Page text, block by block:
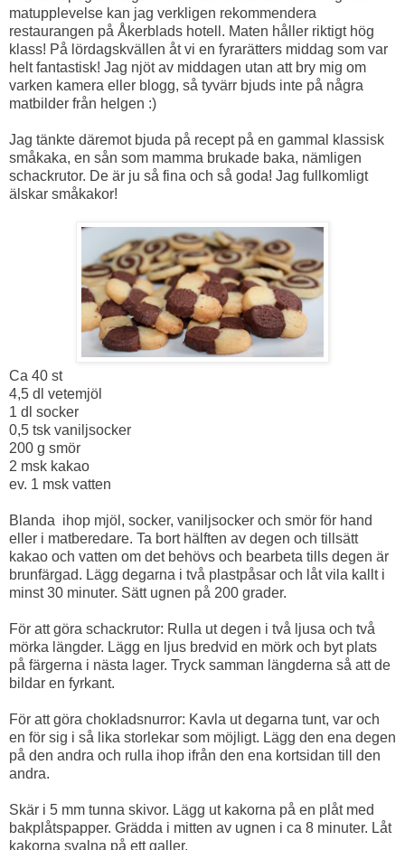
matupplevelse kan jag verkligen rekommendera
restaurangen på Åkerblads hotell. Maten håller riktigt hög
klass! På lördagskvällen åt vi en fyrarätters middag som var
helt fantastisk! Jag njöt av middagen utan att bry mig om
varken kamera eller blogg, så tyvärr bjuds inte på några
matbilder från helgen :)
Jag tänkte däremot bjuda på recept på en gammal klassisk
småkaka, en sån som mamma brukade baka, nämligen
schackrutor. De är ju så fina och så goda! Jag fullkomligt
älskar småkakor!
Ca 40 st
4,5 dl vetemjöl
1 dl socker
0,5 tsk vaniljsocker
200 g smör
2 msk kakao
ev. 1 msk vatten
Blanda ihop mjöl, socker, vaniljsocker och smör för hand
eller i matberedare. Ta bort hälften av degen och tillsätt
kakao och vatten om det behövs och bearbeta tills degen är
brunfärgad. Lägg degarna i två plastpåsar och låt vila kallt i
minst 30 minuter. Sätt ugnen på 200 grader.
För att göra schackrutor: Rulla ut degen i två ljusa och två
mörka längder. Lägg en ljus bredvid en mörk och byt plats
på färgerna i nästa lager. Tryck samman längderna så att de
bildar en fyrkant.
För att göra chokladsnurror: Kavla ut degarna tunt, var och
en för sig i så lika storlekar som möjligt. Lägg den ena degen
på den andra och rulla ihop ifrån den ena kortsidan till den
andra.
Skär i 5 mm tunna skivor. Lägg ut kakorna på en plåt med
bakplåtspapper. Grädda i mitten av ugnen i ca 8 minuter. Låt
kakorna svalna på ett galler.